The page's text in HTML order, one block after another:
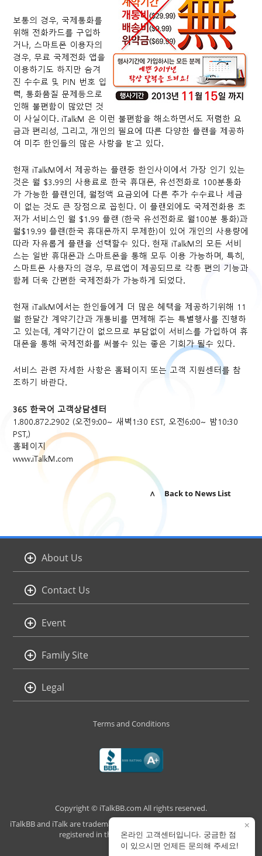
보통의 경우, 국제통화를
위해 전화카드를 구입하
거나, 스마트폰 이용자의
경우, 무료 국제전화 앱을
이용하기도 하지만 숨겨
진 수수료 및 PIN 번호 입
력, 통화품질 문제등으로
인해 불편함이 많았던 것
이 사실이다. iTalkM 은 이런 불편함을 해소하면서도 저렴한 요
금과 편리성, 그리고, 개인의 필요에 따른 다양한 플랜을 제공하
여 미주 한인들의 많은 사랑을 받고 있다.
현재 iTalkM에서 제공하는 플랜중 한인사이에서 가장 인기 있는
것은 월 $3.99의 사용료로 한국 휴대폰, 유선전화로 100분통화
가 가능한 플랜인데, 월정액 요금외에 다른 추가 수수료나 세금
이 없는 것도 큰 장점으로 꼽힌다. 이 플랜외에도 국제전화용 초
저가 서비스인 월 $1.99 플랜 (한국 유선전화로 월100분 통화)과
월$19.99 플랜(한국 휴대폰까지 무제한)이 있어 개인의 사용량에
따라 자유롭게 플랜을 선택할수 있다. 현재 iTalkM의 모든 서비
스는 일반 휴대폰과 스마트폰을 통해 모두 이용 가능하며, 특히,
스마트폰 사용자의 경우, 무료앱이 제공되므로 각종 편의 기능과
함께 더욱 간편한 국제전화가 가능하게 되었다.
현재 iTalkM에서는 한인들에게 더 많은 혜택을 제공하기위해 11
월 한달간 계약기간과 개통비를 면제해 주는 특별행사를 진행하
고 있는데, 계약기간이 없으므로 부담없이 서비스를 가입하여 휴
대폰을 통해 국제전화를 써볼수 있는 좋은 기회가 될수 있다.
서비스 관련 자세한 사항은 홈페이지 또는 고객 지원센터를 참
조하기 바란다.
365 한국어 고객상담센터
1.800.872.2902 (오전9:00~ 새벽1:30 EST, 오전6:00~ 밤10:30
PST,)
홈페이지
www.iTalkM.com
∧ Back to News List
About Us
Contact Us
Event
Family Site
Legal
Terms and Conditions
Copyright © iTalkBB.com All rights reserved.
iTalkBB and iTalk are trademarks of iTalk Global Communications, Inc.,
registered in the U.S. and other countries.
온라인 고객센터입니다. 궁금한 점
이 있으시면 언제든 문의해 주세요!
×